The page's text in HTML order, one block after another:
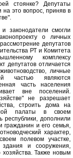
стоянке? Депутаты
на это вопрос, приняв в
законодатели смогли
о личных
депутатов
РТ и Комитета
комплексу
депутатов отличается
личные
частью являются
часть населения
вне поселений.
не разрешает
строить дома на
палаты в своем
республики, дополнили
гражданин и его семья,
характер,
полевом участке,
и сооружения,
Также новым